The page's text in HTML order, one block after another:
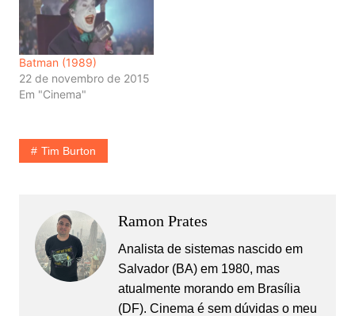
Batman (1989)
22 de novembro de 2015
Em "Cinema"
Tim Burton
Ramon Prates
Analista de sistemas nascido em
Salvador (BA) em 1980, mas
atualmente morando em Brasília
(DF). Cinema é sem dúvidas o meu